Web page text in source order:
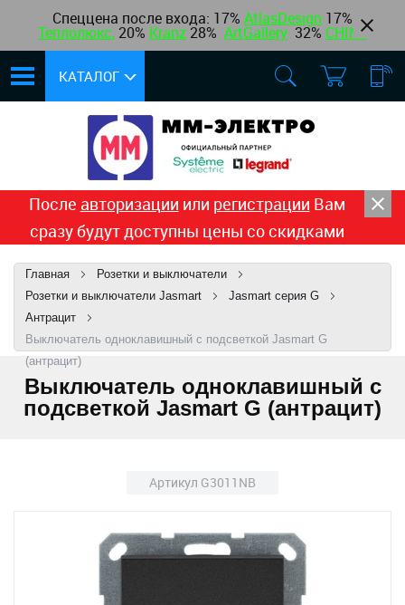
Спеццена после входа: 17% AtlasDesign 17%
Теплолюкс, 20% Kranz 28% ArtGallery 32% CHINT
КАТАЛОГ
После авторизации или регистрации Вам
сразу будут доступны цены со скидками
Главная
Розетки и выключатели
Розетки и выключатели Jasmart
Jasmart серия G
Антрацит
Выключатель одноклавишный с подсветкой Jasmart G
(антрацит)
Выключатель одноклавишный с
подсветкой Jasmart G (антрацит)
Артикул G3011NB